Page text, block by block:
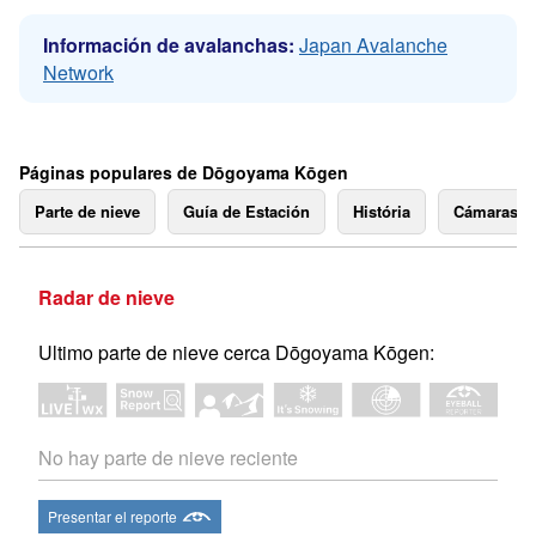
Información de avalanchas: Japan Avalanche
Network
Páginas populares de Dōgoyama Kōgen
Parte de nieve Guía de Estación História Cámaras
Radar de nieve
Ultimo parte de nieve cerca Dōgoyama Kōgen:
No hay parte de nieve reciente
Presentar el reporte